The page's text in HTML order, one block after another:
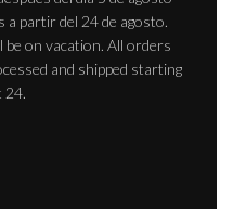
a partir del 24 de agosto.
on vacation. All orders
and shipped starting
24.